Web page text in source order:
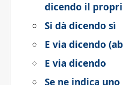
dicendo il
Si dà dicendo sì
E via dicendo
E via dicendo
Se ne indica